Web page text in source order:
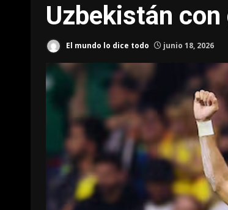
Uzbekistán
El mundo lo dice todo junio 18, 2026